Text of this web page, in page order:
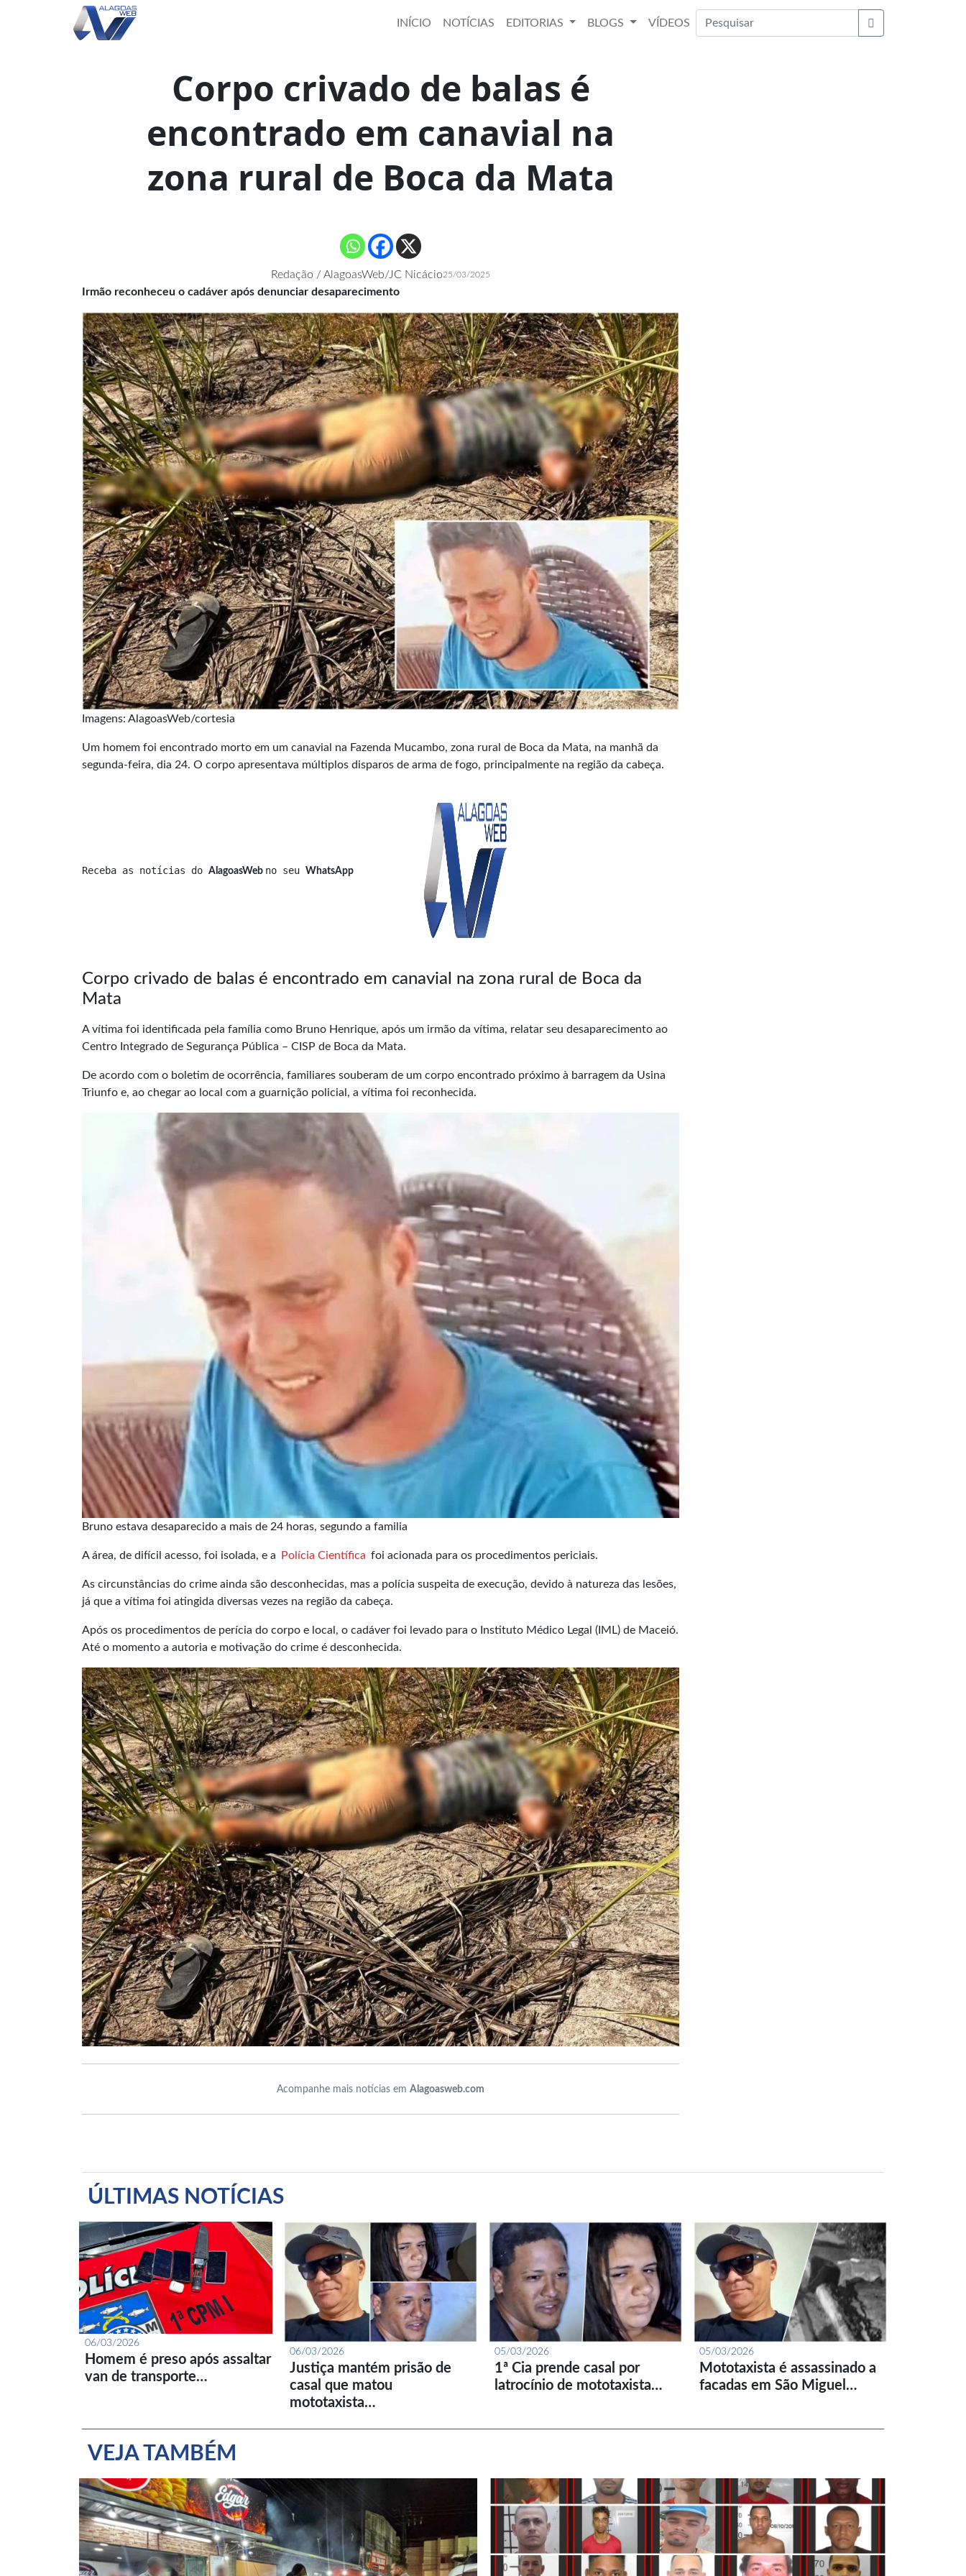
INÍCIO NOTÍCIAS EDITORIAS BLOGS
VÍDEOS
Buscar
Corpo crivado de balas é
encontrado em canavial na
zona rural de Boca da Mata
Redação / AlagoasWeb/JC Nicácio25/03/2025
Irmão reconheceu o cadáver após denunciar desaparecimento
Imagens: AlagoasWeb/cortesia
Um homem foi encontrado morto em um canavial na Fazenda Mucambo, zona rural de Boca da Mata, na manhã da
segunda-feira, dia 24. O corpo apresentava múltiplos disparos de arma de fogo, principalmente na região da cabeça.
Receba as notícias do AlagoasWeb no seu WhatsApp
Corpo crivado de balas é encontrado em canavial na zona rural de Boca da
Mata
A vítima foi identificada pela família como Bruno Henrique, após um irmão da vítima, relatar seu desaparecimento ao
Centro Integrado de Segurança Pública – CISP de Boca da Mata.
De acordo com o boletim de ocorrência, familiares souberam de um corpo encontrado próximo à barragem da Usina
Triunfo e, ao chegar ao local com a guarnição policial, a vítima foi reconhecida.
Bruno estava desaparecido a mais de 24 horas, segundo a familia
A área, de difícil acesso, foi isolada, e a Polícia Científica foi acionada para os procedimentos periciais.
As circunstâncias do crime ainda são desconhecidas, mas a polícia suspeita de execução, devido à natureza das lesões,
já que a vítima foi atingida diversas vezes na região da cabeça.
Após os procedimentos de perícia do corpo e local, o cadáver foi levado para o Instituto Médico Legal (IML) de Maceió.
Até o momento a autoria e motivação do crime é desconhecida.
Acompanhe mais notícias em Alagoasweb.com
ÚLTIMAS NOTÍCIAS
06/03/2026
Homem é preso após assaltar
van de transporte…
06/03/2026
Justiça mantém prisão de
casal que matou
mototaxista…
05/03/2026
1ª Cia prende casal por
latrocínio de mototaxista…
05/03/2026
Mototaxista é assassinado a
facadas em São Miguel…
VEJA TAMBÉM